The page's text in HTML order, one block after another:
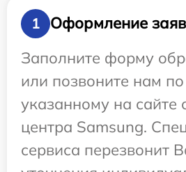
1
Оформление
Заполните форму
или позвоните нам
указанному на сайте
центра Samsung.
сервиса перезвонит